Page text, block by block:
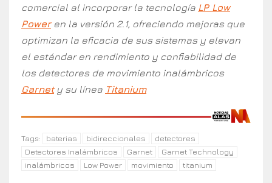
comercial al incorporar la tecnología LP Low
Poweren la versión 2.1, ofreciendo mejoras que
optimizan la eficacia de sus sistemas y elevan
el estándar en rendimiento y confiabilidad de
los detectores de movimiento inalámbricos
Garnety su línea Titanium
Tags: baterias bidireccionales
detectores
Detectores Inalámbricos
Garnet
Garnet Technology
inalámbricos
Low Power movimiento titanium